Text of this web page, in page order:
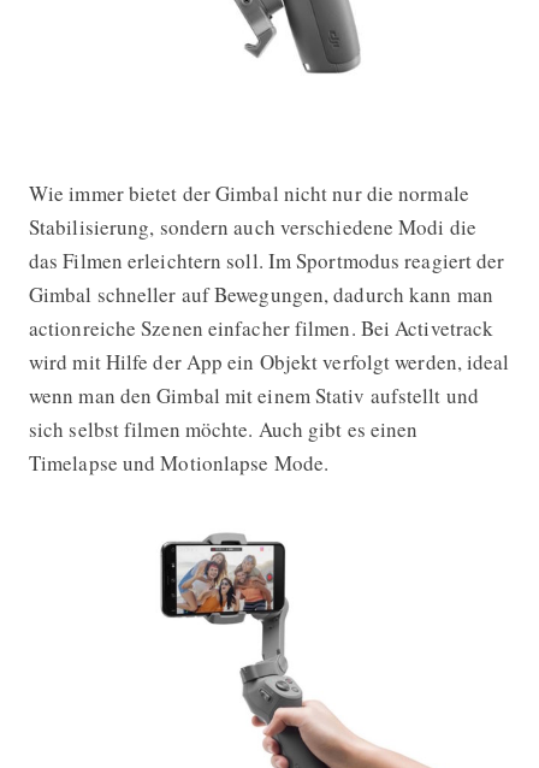
Wie immer bietet der Gimbal nicht nur die normale
Stabilisierung, sondern auch verschiedene Modi die
das Filmen erleichtern soll. Im Sportmodus reagiert der
Gimbal schneller auf Bewegungen, dadurch kann man
actionreiche Szenen einfacher filmen. Bei Activetrack
wird mit Hilfe der App ein Objekt verfolgt werden, ideal
wenn man den Gimbal mit einem Stativ aufstellt und
sich selbst filmen möchte. Auch gibt es einen
Timelapse und Motionlapse Mode.